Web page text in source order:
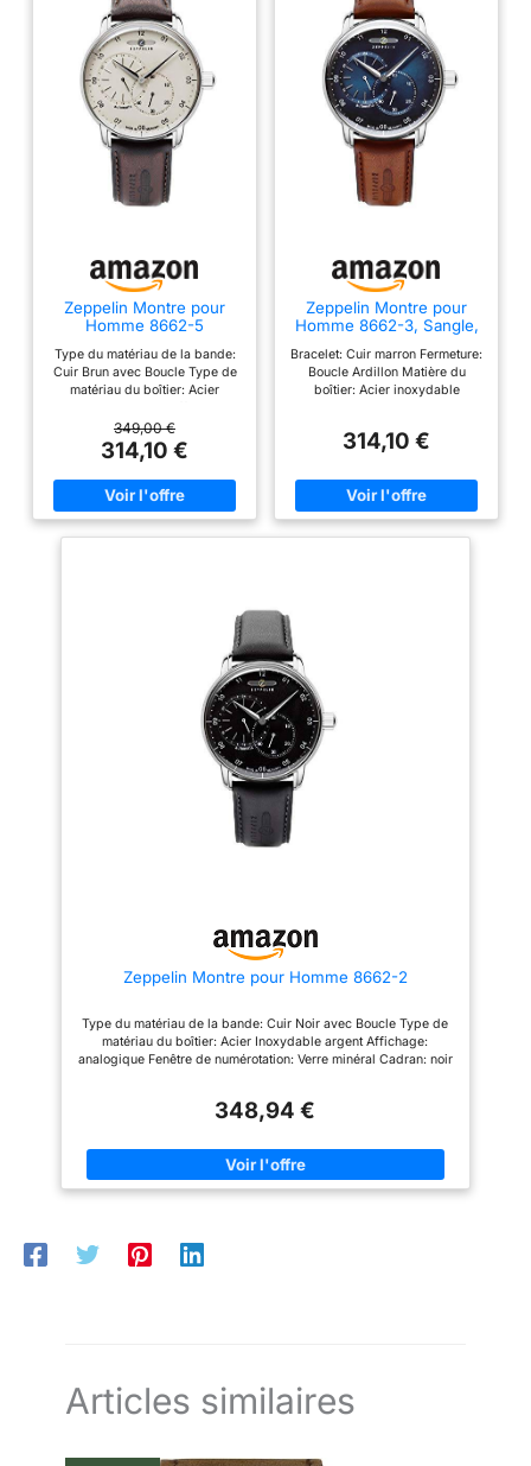
Zeppelin Montre pour
Homme 8662-5
Type du matériau de la bande:
Cuir Brun avec Boucle Type de
matériau du boîtier: Acier
analogique Fenêtre de
numérotation: Verre minéral
Cadran: crème Type de
mouvement de la montre:
Automatique
349,00 €
314,10 €
Zeppelin Montre pour
Homme 8662-3, Sangle,
Bracelet: Cuir marron Fermeture:
Boucle Ardillon Matière du
boîtier: Acier inoxydable
314,10 €
Zeppelin Montre pour Homme 8662-2
Type du matériau de la bande: Cuir Noir avec Boucle Type de
matériau du boîtier: Acier Inoxydable argent Affichage:
analogique Fenêtre de numérotation: Verre minéral Cadran: noir
348,94 €
Articles similaires